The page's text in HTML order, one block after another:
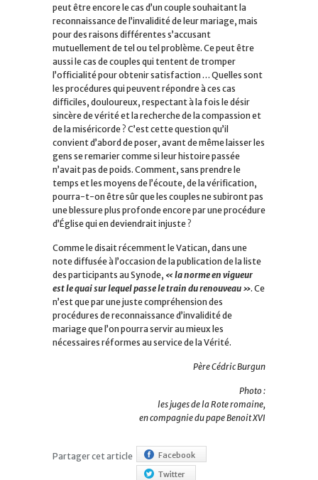
peut être encore le cas d’un couple souhaitant la
reconnaissance de l’invalidité de leur mariage, mais
pour des raisons différentes s’accusant
mutuellement de tel ou tel problème. Ce peut être
aussi le cas de couples qui tentent de tromper
l’officialité pour obtenir satisfaction … Quelles sont
les procédures qui peuvent répondre à ces cas
difficiles, douloureux, respectant à la fois le désir
sincère de vérité et la recherche de la compassion et
de la miséricorde ? C’est cette question qu’il
convient d’abord de poser, avant de même laisser les
gens se remarier comme si leur histoire passée
n’avait pas de poids. Comment, sans prendre le
temps et les moyens de l’écoute, de la vérification,
pourra-t-on être sûr que les couples ne subiront pas
une blessure plus profonde encore par une procédure
d’Église qui en deviendrait injuste ?
Comme le disait récemment le Vatican, dans une
note diffusée à l’occasion de la publication de la liste
des participants au Synode, « la norme en vigueur
est le quai sur lequel passe le train du renouveau ». Ce
n’est que par une juste compréhension des
procédures de reconnaissance d’invalidité de
mariage que l’on pourra servir au mieux les
nécessaires réformes au service de la Vérité.
Père Cédric Burgun
Photo :
les juges de la Rote romaine,
en compagnie du pape Benoit XVI
Partager cet article
Facebook
Twitter